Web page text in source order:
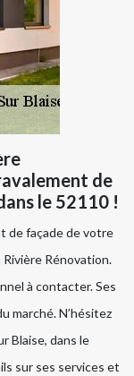
de
le 52110 !
de façade de votre
Rénovation.
à contacter. Ses
marché. N’hésitez
Blaise, dans le
sur ses services et